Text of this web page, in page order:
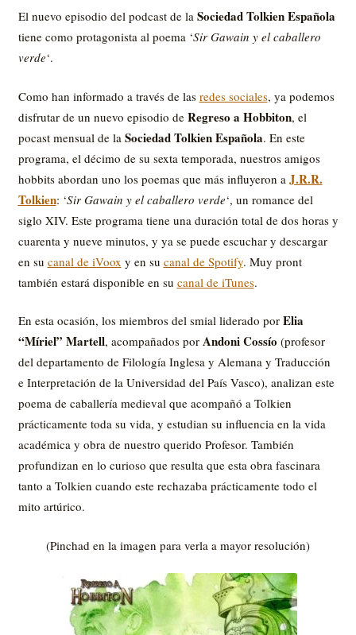
El nuevo episodio del podcast de la Sociedad Tolkien Española
tiene como protagonista al poema ‘Sir Gawain y el caballero
verde‘.
Como han informado a través de las redes sociales, ya podemos
disfrutar de un nuevo episodio de Regreso a Hobbiton, el
pocast mensual de la Sociedad Tolkien Española. En este
programa, el décimo de su sexta temporada, nuestros amigos
hobbits abordan uno los poemas que más influyeron a J.R.R.
Tolkien: ‘Sir Gawain y el caballero verde‘, un romance del
siglo XIV. Este programa tiene una duración total de dos horas y
cuarenta y nueve minutos, y ya se puede escuchar y descargar
en su canal de iVoox y en su canal de Spotify. Muy pront
también estará disponible en su canal de iTunes.
En esta ocasión, los miembros del smial liderado por Elia
“Míriel” Martell, acompañados por Andoni Cossío (profesor
del departamento de Filología Inglesa y Alemana y Traducción
e Interpretación de la Universidad del País Vasco), analizan este
poema de caballería medieval que acompañó a Tolkien
prácticamente toda su vida, y estudian su influencia en la vida
académica y obra de nuestro querido Profesor. También
profundizan en lo curioso que resulta que esta obra fascinara
tanto a Tolkien cuando este rechazaba prácticamente todo el
mito artúrico.
(Pinchad en la imagen para verla a mayor resolución)